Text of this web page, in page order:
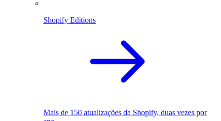
Shopify Editions
Mais de 150 atualizações da Shopify, duas vezes por